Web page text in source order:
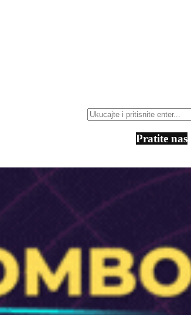
Pratite nas